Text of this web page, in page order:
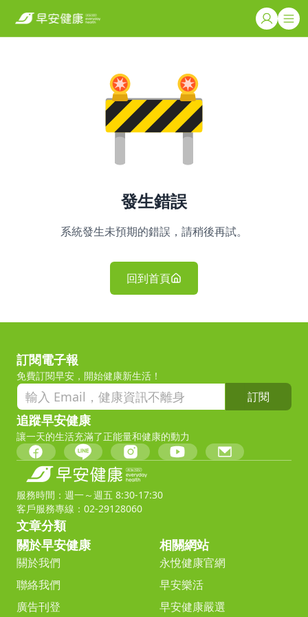
發生錯誤
系統發生未預期的錯誤，請稍後再試。
回到首頁
訂閱電子報
免費訂閱早安，開始健康新生活！
訂閱
追蹤早安健康
讓一天的生活充滿了正能量和健康的動力
服務時間：週一～週五 8:30-17:30
客戶服務專線：02-29128060
文章分類
關於早安健康
關於我們
聯絡我們
廣告刊登
相關網站
永悅健康官網
早安樂活
早安健康嚴選